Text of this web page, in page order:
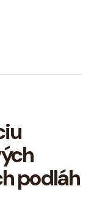
podláh